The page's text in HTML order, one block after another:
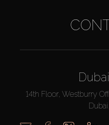
14th Floor, Westburry